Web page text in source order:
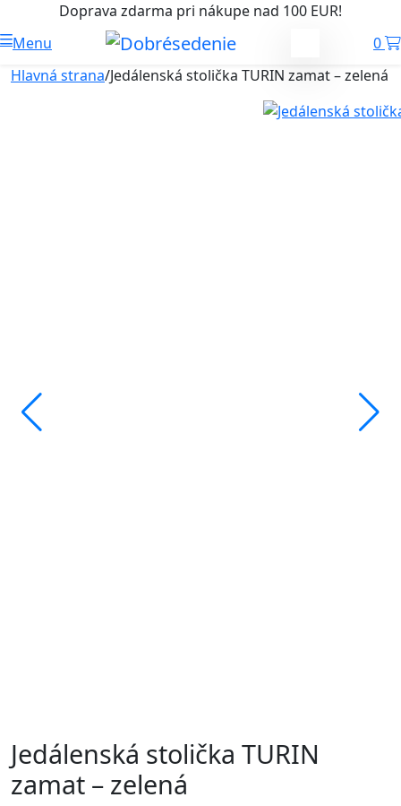
Doprava zdarma pri nákupe nad 100 EUR!
Menu
0
Hlavná strana/Jedálenská stolička TURIN zamat – zelená
Jedálenská stolička TURIN
zamat – zelená